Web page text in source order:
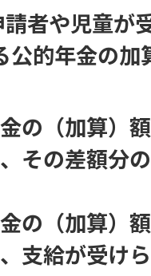
者や児童が
公的年金の加
の（加算）
その差額分
の（加算）
支給が受け